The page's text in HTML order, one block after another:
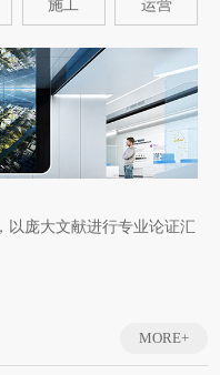
施工 运营
以庞大文献进行专业论证汇
MORE+